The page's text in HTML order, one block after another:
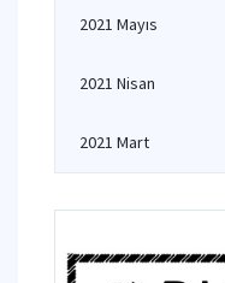
2021 Mayıs
2021 Nisan
2021 Mart